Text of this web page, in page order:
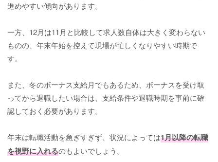
進めやすい傾向があります。
一方、12月は11月と比較して求人数自体は大きく変わらない
ものの、年末年始を控えて現場が忙しくなりやすい時期で
す。
また、冬のボーナス支給月でもあるため、ボーナスを受け取
ってから退職したい場合は、支給条件や退職時期を事前に確
認しておく必要があります。
年末は転職活動を急ぎすぎず、状況によっては1月以降の転職
を視野に入れるのもよいでしょう。